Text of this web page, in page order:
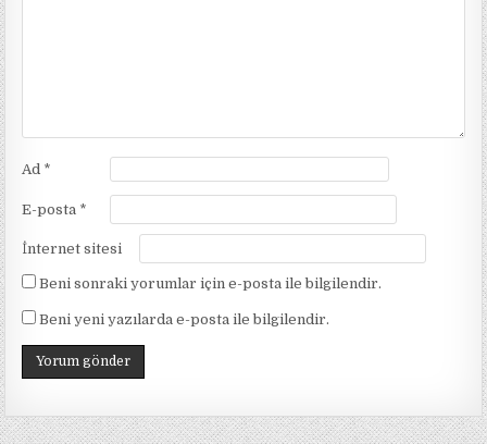
Ad *
E-posta *
İnternet sitesi
Beni sonraki yorumlar için e-posta ile bilgilendir.
Beni yeni yazılarda e-posta ile bilgilendir.